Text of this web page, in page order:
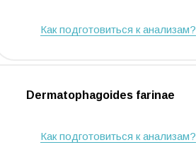
Как подготовиться к анализам?
Dermatophagoides farinae
Как подготовиться к анализам?